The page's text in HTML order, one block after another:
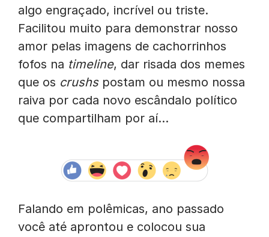
algo engraçado, incrível ou triste.
Facilitou muito para demonstrar nosso
amor pelas imagens de cachorrinhos
fofos na timeline, dar risada dos memes
que os crushspostam ou mesmo nossa
raiva por cada novo escândalo político
que compartilham por aí…
Falando em polêmicas, ano passado
você até aprontou e colocou sua